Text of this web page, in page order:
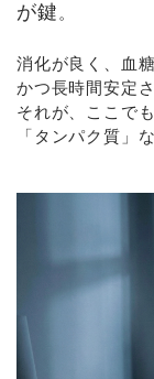
が鍵 。
消化が良く、血
かつ長時間安定
それが、ここで
「タンパク質」